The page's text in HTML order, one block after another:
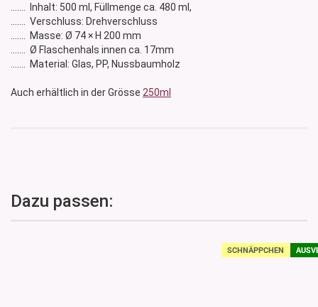
....... Inhalt: 500 ml, Füllmenge ca. 480 ml,
....... Verschluss: Drehverschluss
....... Masse: Ø 74 × H 200 mm
....... Ø Flaschenhals innen ca. 17mm
....... Material: Glas, PP, Nussbaumholz
Auch erhältlich in der Grösse 250ml
Dazu passen:
SCHNÄPPCHEN